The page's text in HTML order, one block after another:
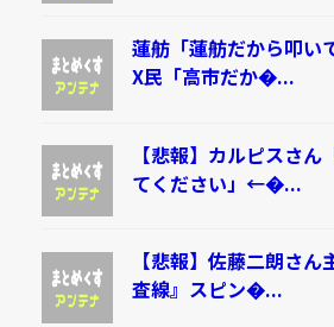
蓮舫「蓮舫だから叩い
X民「高市だか�...
【悲報】カルピスさ
てください」←�...
【悲報】佐藤二朗さ
査線』スピン�...